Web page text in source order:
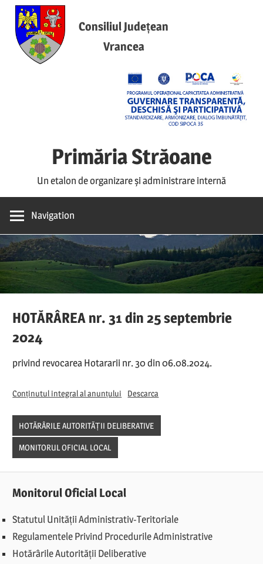
Skip
content
Consiliul Județean
Vrancea
Primăria Străoane
Un etalon de organizare și administrare internă
Navigation
HOTĂRÂREA nr. 31 din 25 septembrie
2024
privind revocarea Hotararii nr. 30 din 06.08.2024.
Conținutul integral al anunțului Descarca
HOTĂRÂRILE AUTORITĂȚII DELIBERATIVE
MONITORUL OFICIAL LOCAL
Monitorul Oficial Local
Statutul Unității Administrativ-Teritoriale
Regulamentele Privind Procedurile Administrative
Hotărârile Autorității Deliberative